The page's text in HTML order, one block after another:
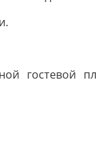
гостевой